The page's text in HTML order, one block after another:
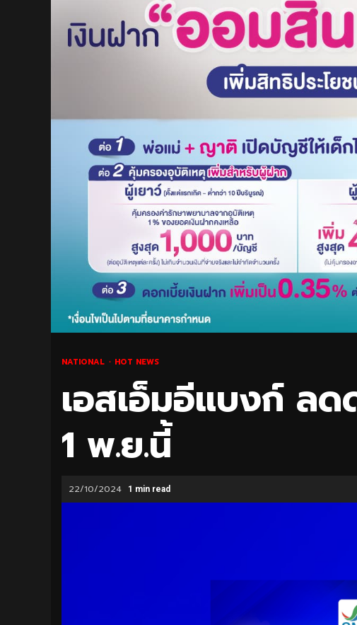
NATIONAL HOT NEWS
เอสเอ็มอีแบงก์ ล
1 พ.ย.นี้
22/10/2024 1 min read